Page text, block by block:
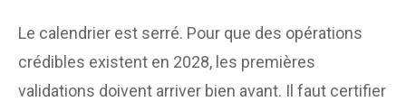
Le calendrier est serré. Pour que des opérations
crédibles existent en 2028, les premières
validations doivent arriver bien avant. Il faut certifier